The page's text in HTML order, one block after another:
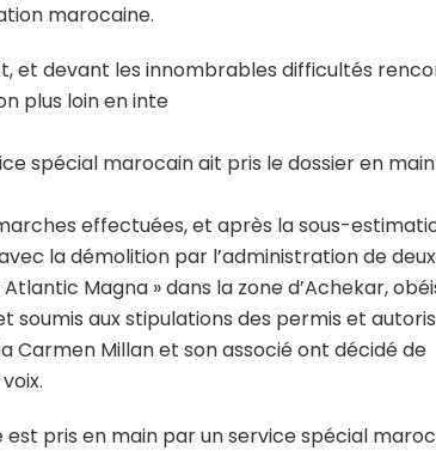
marocaine.
et devant les innombrables difficultés
plus loin en inte
spécial marocain ait pris le dossier en main
effectuées, et après la sous-
la démolition par l’administration de
Magna » dans la zone d’Achekar,
soumis aux stipulations des permis et
Carmen Millan et son associé ont décidé de
pris en main par un service spécial